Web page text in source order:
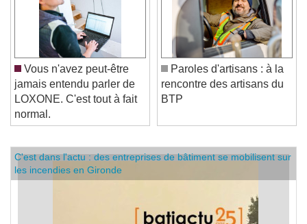
Vous n'avez peut-être
jamais entendu parler de
LOXONE. C'est tout à fait
normal.
Paroles d'artisans : à la
rencontre des artisans du
C'est dans l'actu : des entreprises de bâtiment se mobilisent sur
les incendies en Gironde